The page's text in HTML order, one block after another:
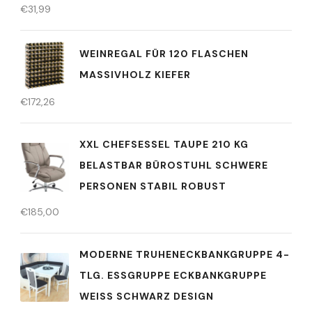
€31,99
WEINREGAL FÜR 120 FLASCHEN
MASSIVHOLZ KIEFER
€172,26
XXL CHEFSESSEL TAUPE 210 KG
BELASTBAR BÜROSTUHL SCHWERE
PERSONEN STABIL ROBUST
€185,00
MODERNE TRUHENECKBANKGRUPPE 4-
TLG. ESSGRUPPE ECKBANKGRUPPE
WEISS SCHWARZ DESIGN